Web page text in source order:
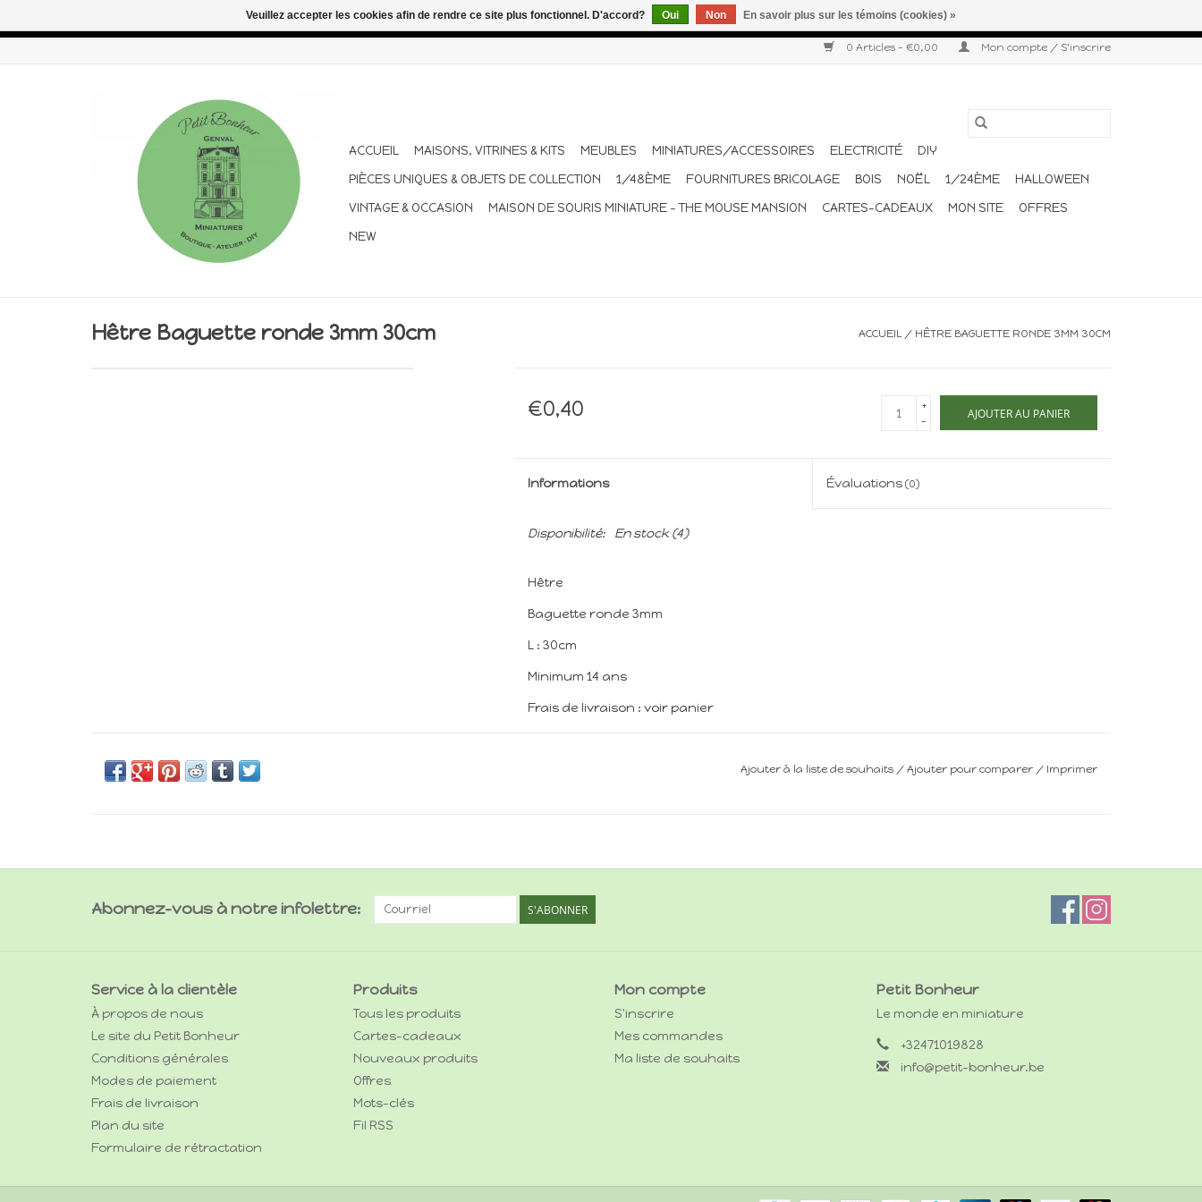
0 Articles - €0,00 Mon compte / S'inscrire
ACCUEIL MAISONS, VITRINES & KITS MEUBLES MINIATURES/ACCESSOIRES ELECTRICITÉ
DIY
PIÈCES UNIQUES & OBJETS DE COLLECTION
1/48ÈME FOURNITURES BRICOLAGE BOIS NOËL 1/24ÈME
HALLOWEEN
VINTAGE & OCCASION
MAISON DE SOURIS MINIATURE - THE MOUSE MANSION CARTES-CADEAUX MON SITE
OFFRES
NEW
Hêtre Baguette ronde 3mm 30cm ACCUEIL / HÊTRE BAGUETTE RONDE 3MM 30CM
€0,40
+
-
AJOUTER AU PANIER
Informations Évaluations(0)
Disponibilité: En stock(4)
Hêtre
Baguette ronde 3mm
L : 30cm
Minimum 14 ans
Frais de livraison : voir panier
Ajouter à la liste de souhaits / Ajouter pour comparer / Imprimer
Abonnez-vous à notre infolettre: S'ABONNER
Service à la clientèle
À propos de nous
Le site du Petit Bonheur
Conditions générales
Modes de paiement
Frais de livraison
Plan du site
Formulaire de rétractation
Produits
Tous les produits
Cartes-cadeaux
Nouveaux produits
Offres
Mots-clés
Fil RSS
Mon compte
S'inscrire
Mes commandes
Ma liste de souhaits
Petit Bonheur
Le monde en miniature
+32471019828
info@petit-bonheur.be
Veuillez accepter les cookies afin de rendre ce site plus fonctionnel. D'accord? Oui Non En savoir plus sur les témoins (cookies) »
Congés d'été : les commandes continuent d'être expédiées pendant les vacances. Les envois sont effectués une à deux fois par semaine. Merci pour votre compréhension et votre confiance.